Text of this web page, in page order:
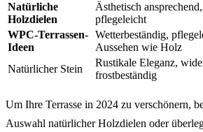
Natürliche
Holzdielen
Ästhetisch
pflegeleicht
WPC-Terrassen-
Ideen
Wetterbeständig,
Aussehen wie Holz
Natürlicher Stein
Rustikale Eleganz,
frostbeständig
Um Ihre Terrasse in 2024 zu verschönern,
Auswahl natürlicher Holzdielen oder